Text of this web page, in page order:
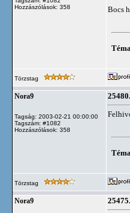
Hozzászólások: 358
Bocs
Törzstag
Nora9
Tagság: 2003-02-21 00:00:00
Tagszám: #1082
Hozzászólások: 358
25480.
Törzstag
Nora9 25475.